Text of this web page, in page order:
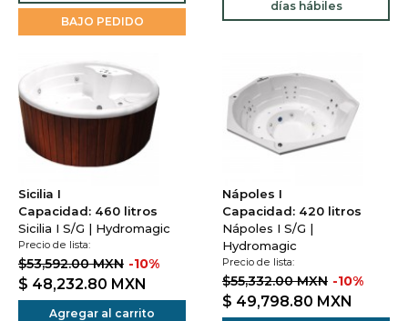
BAJO PEDIDO
días hábiles
Sicilia I
Capacidad: 460 litros
Sicilia I S/G | Hydromagic
Precio de lista:
$53,592.00 MXN -10%
$ 48,232.80 MXN
Agregar al carrito
Nápoles I
Capacidad: 420 litros
Nápoles I S/G |
Hydromagic
Precio de lista:
$55,332.00 MXN -10%
$ 49,798.80 MXN